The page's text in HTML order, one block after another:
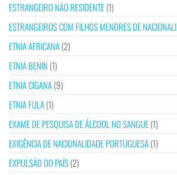
ESTRANGEIRO NÃO RESIDENTE(1)
ESTRANGEIROS COM FILHOS MENORES DE
ETNIA AFRICANA(2)
ETNIA BENIN (1)
ETNIA CIGANA(9)
ETNIA FULA(1)
EXAME DE PESQUISA DE ÁLCOOL NO SANGUE(1)
EXIGÊNCIA DE NACIONALIDADE PORTUGUESA(1)
EXPULSÃO DO PAÍS(2)